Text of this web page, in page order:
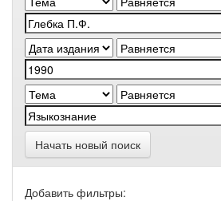
Начать новый поиск
Добавить фильтры: